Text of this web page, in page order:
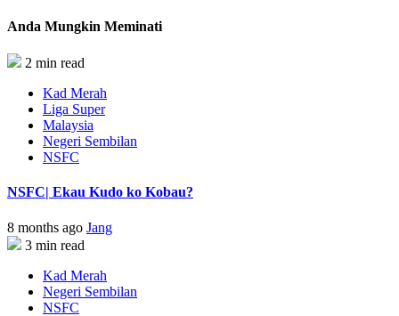
Anda Mungkin Meminati
2 min read
Kad Merah
Liga Super
Malaysia
Negeri Sembilan
NSFC
NSFC| Ekau Kudo ko Kobau?
8 months ago Jang
3 min read
Kad Merah
Negeri Sembilan
NSFC